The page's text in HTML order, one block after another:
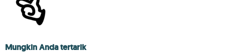
Mungkin Anda tertarik